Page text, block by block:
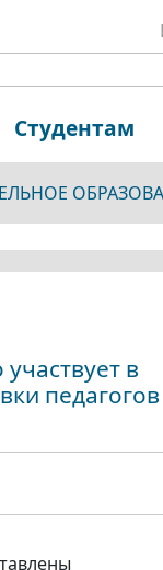
Студентам
в
педагогов